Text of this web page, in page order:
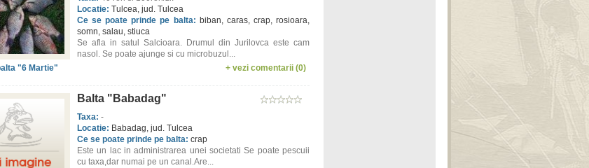
Locatie: Tulcea, jud. Tulcea
Ce se poate prinde pe balta: biban, caras, crap, rosioara,
somn, salau, stiuca
Se afla in satul Salcioara. Drumul din Jurilovca este cam
nasol. Se poate ajunge si cu microbuzul...
"6 Martie"
+ vezi comentarii (0)
Balta "Babadag"
Taxa: -
Locatie: Babadag, jud. Tulcea
Ce se poate prinde pe balta: crap
Este un lac in administrarea unei societati Se poate pescuii
cu taxa,dar numai pe un canal.Are...